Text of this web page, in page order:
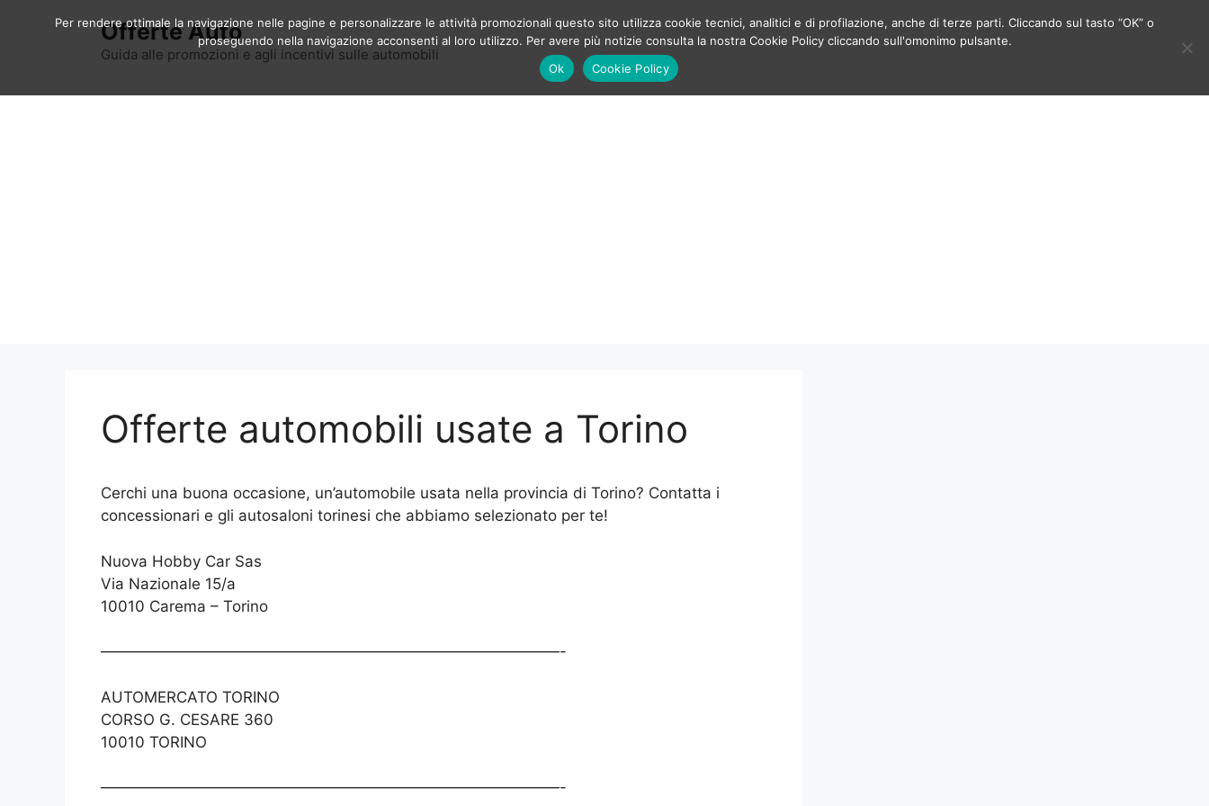
Offerte Auto
Guida alle promozioni e agli incentivi sulle automobili
Offerte automobili usate a Torino
Cerchi una buona occasione, un’automobile usata nella provincia di Torino? Contatta i
concessionari e gli autosaloni torinesi che abbiamo selezionato per te!
Nuova Hobby Car Sas
Via Nazionale 15/a
10010 Carema – Torino
——————————————————————————————-
AUTOMERCATO TORINO
CORSO G. CESARE 360
10010 TORINO
——————————————————————————————-
Per rendere ottimale la navigazione nelle pagine e personalizzare le attività promozionali questo sito utilizza cookie tecnici, analitici e di profilazione, anche di terze parti. Cliccando sul tasto “OK” o
proseguendo nella navigazione acconsenti al loro utilizzo. Per avere più notizie consulta la nostra Cookie Policy cliccando sull'omonimo pulsante.
Ok
Cookie Policy